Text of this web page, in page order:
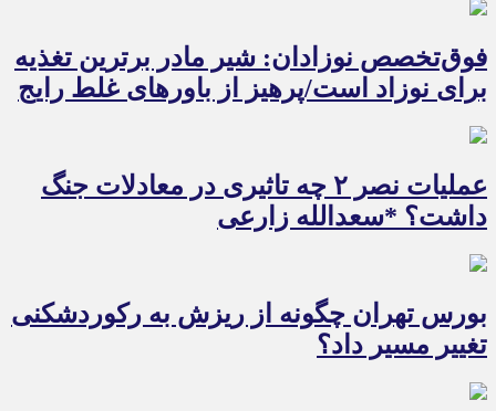
فوق‌تخصص نوزادان: شیر مادر برترین تغذیه
برای نوزاد است/پرهیز از باورهای غلط رایج
عملیات نصر ۲ چه تاثیری در معادلات جنگ
داشت؟ *سعدالله زارعی
بورس تهران چگونه از ریزش به رکوردشکنی
تغییر مسیر داد؟